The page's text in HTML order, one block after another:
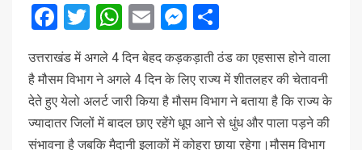
Facebook
Twitter
WhatsApp
EmailMessenger
उत्तराखंड में अगले 4 दिन बेहद कड़कड़ाती ठंड का एहसास होने वाला
है मौसम विभाग ने अगले 4 दिन के लिए राज्य में शीतलहर की चेतावनी
देते हुए येलो अलर्ट जारी किया है मौसम विभाग ने बताया है कि राज्य के
ज्यादातर जिलों में बादल छाए रहेंगे धूप आने से धुंध और पाला पड़ने की
संभावना है जबकि मैदानी इलाकों में कोहरा छाया रहेगा।मौसम विभाग